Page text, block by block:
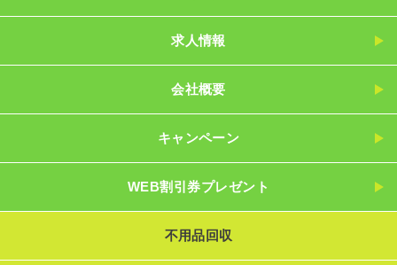
求人情報
会社概要
キャンペーン
WEB割引券プレゼント
不用品回収